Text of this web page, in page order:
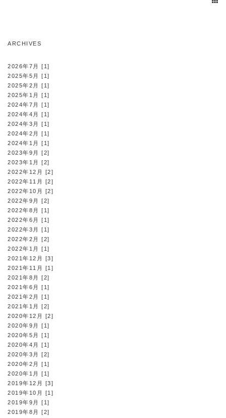
ARCHIVES
2026年7月 [1]
2025年5月 [1]
2025年2月 [1]
2025年1月 [1]
2024年7月 [1]
2024年4月 [1]
2024年3月 [1]
2024年2月 [1]
2024年1月 [1]
2023年9月 [2]
2023年1月 [2]
2022年12月 [2]
2022年11月 [2]
2022年10月 [2]
2022年9月 [2]
2022年8月 [1]
2022年6月 [1]
2022年3月 [1]
2022年2月 [2]
2022年1月 [1]
2021年12月 [3]
2021年11月 [1]
2021年8月 [2]
2021年6月 [1]
2021年2月 [1]
2021年1月 [2]
2020年12月 [2]
2020年9月 [1]
2020年5月 [1]
2020年4月 [1]
2020年3月 [2]
2020年2月 [1]
2020年1月 [1]
2019年12月 [3]
2019年10月 [1]
2019年9月 [1]
2019年8月 [2]